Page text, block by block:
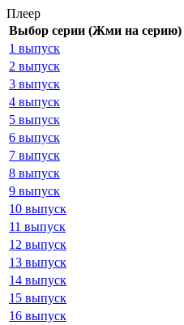
Плеер
Выбор серии (Жми на серию)
1 выпуск
2 выпуск
3 выпуск
4 выпуск
5 выпуск
6 выпуск
7 выпуск
8 выпуск
9 выпуск
10 выпуск
11 выпуск
12 выпуск
13 выпуск
14 выпуск
15 выпуск
16 выпуск